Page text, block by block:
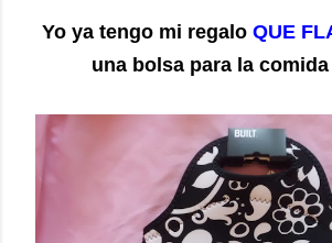
Yo ya tengo mi regalo QUE
una bolsa para la comida